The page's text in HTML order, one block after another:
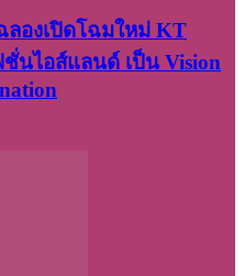
ลองเปิดโฉมใหม่ KT
นไอส์แลนด์ เป็น Vision